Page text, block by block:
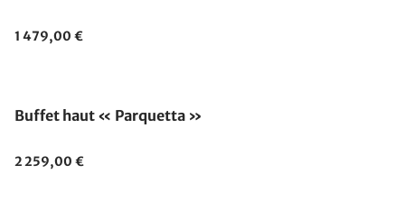
1 479,00 €
Buffet haut « Parquetta »
2 259,00 €